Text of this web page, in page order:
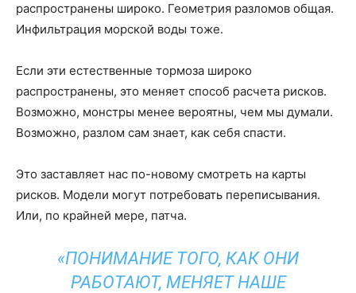
распространены широко. Геометрия разломов общая.
Инфильтрация морской воды тоже.
Если эти естественные тормоза широко
распространены, это меняет способ расчета рисков.
Возможно, монстры менее вероятны, чем мы думали.
Возможно, разлом сам знает, как себя спасти.
Это заставляет нас по-новому смотреть на карты
рисков. Модели могут потребовать переписывания.
Или, по крайней мере, патча.
«ПОНИМАНИЕ ТОГО, КАК ОНИ
РАБОТАЮТ, МЕНЯЕТ НАШЕ